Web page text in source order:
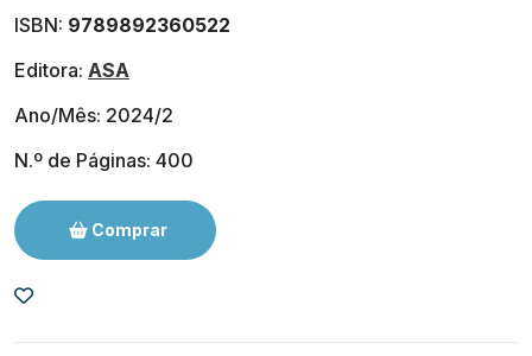
ISBN: 9789892360522
Editora: ASA
Ano/Mês: 2024/2
N.º de Páginas: 400
Comprar